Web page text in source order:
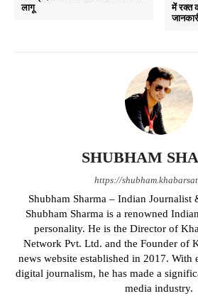
लागू
में रक्त
SHUBHAM
https://
Shubham Sharma – Indian Journalist
Shubham Sharma is a renowned
personality. He is the Director of
Network Pvt. Ltd. and the Founder of
news website established in 2017. With
digital journalism, he has made a
media industry.